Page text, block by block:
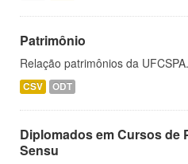
Patrimônio
Relação patrimônios da UFCSPA.
CSV ODT
Diplomados em Cursos de
Sensu